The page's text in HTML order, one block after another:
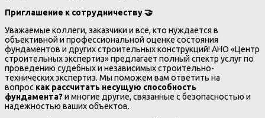
Приглашение к сотрудничеству🤝
Уважаемые коллеги, заказчики и все, кто нуждается в
объективной и профессиональной оценке состояния
фундаментов и других строительных конструкций! АНО «Центр
строительных экспертиз» предлагает полный спектр услуг по
проведению судебных и независимых строительно-
технических экспертиз. Мы поможем вам ответить на
вопрос как рассчитать несущую способность
фундамента? и многие другие, связанные с безопасностью и
надежностью ваших объектов.